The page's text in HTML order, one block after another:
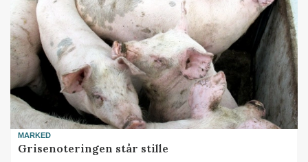
MARKED
Grisenoteringen står stille